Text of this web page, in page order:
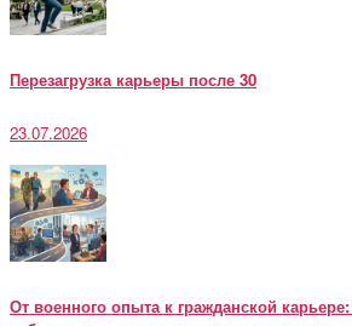
Перезагрузка карьеры после 30
23.07.2026
От военного опыта к гражданской